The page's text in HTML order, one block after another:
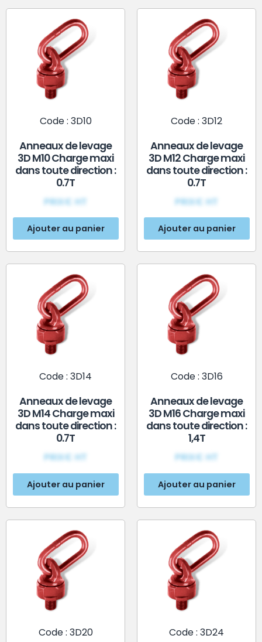
Code : 3D10
Anneaux de levage
3D M10 Charge maxi
dans toute direction :
0.7T
PRIX€ HT
Ajouter au panier
Code : 3D12
Anneaux de levage
3D M12 Charge maxi
dans toute direction :
0.7T
PRIX€ HT
Ajouter au panier
Code : 3D14
Anneaux de levage
3D M14 Charge maxi
dans toute direction :
0.7T
PRIX€ HT
Ajouter au panier
Code : 3D16
Anneaux de levage
3D M16 Charge maxi
dans toute direction :
1,4T
PRIX€ HT
Ajouter au panier
Code : 3D20 Code : 3D24